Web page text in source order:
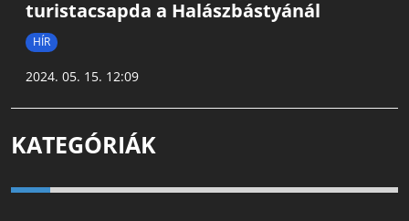
turistacsapda a Halászbástyánál
HÍR
2024. 05. 15. 12:09
KATEGÓRIÁK